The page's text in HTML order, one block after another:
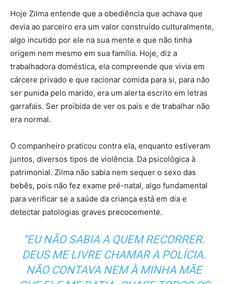
Hoje Zilma entende que a obediência que achava que
devia ao parceiro era um valor construído culturalmente,
algo incutido por ele na sua mente e que não tinha
origem nem mesmo em sua família. Hoje, diz a
trabalhadora doméstica, ela compreende que vivia em
cárcere privado e que racionar comida para si, para não
ser punida pelo marido, era um alerta escrito em letras
garrafais. Ser proibida de ver os pais e de trabalhar não
era normal.
O companheiro praticou contra ela, enquanto estiveram
juntos, diversos tipos de violência. Da psicológica à
patrimonial. Zilma não sabia nem sequer o sexo das
bebês, pois não fez exame pré-natal, algo fundamental
para verificar se a saúde da criança está em dia e
detectar patologias graves precocemente.
“EU NÃO SABIA A QUEM RECORRER.
DEUS ME LIVRE CHAMAR A POLÍCIA.
NÃO CONTAVA NEM À MINHA MÃE